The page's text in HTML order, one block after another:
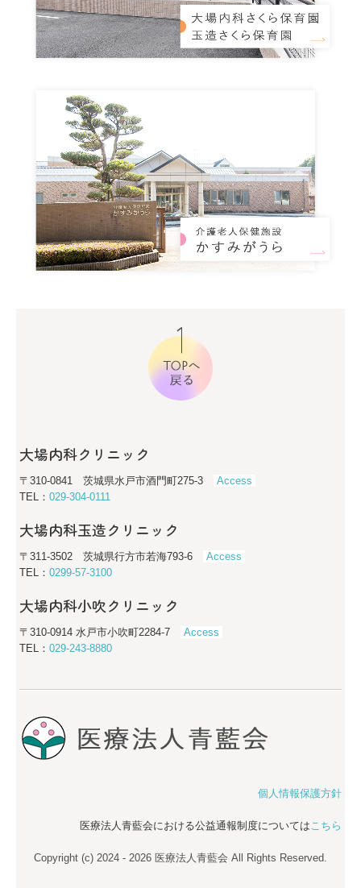
大場内科クリニック
〒310-0841 茨城県水戸市酒門町275-3
Access
TEL：029-304-0111
大場内科玉造クリニック
〒311-3502 茨城県行方市若海793-6
Access
TEL：0299-57-3100
大場内科小吹クリニック
〒310-0914 水戸市小吹町2284-7
Access
TEL：029-243-8880
個人情報保護方針
医療法人青藍会における公益通報制度についてはこちら
Copyright (c) 2024 - 2026 医療法人青藍会 All Rights Reserved.